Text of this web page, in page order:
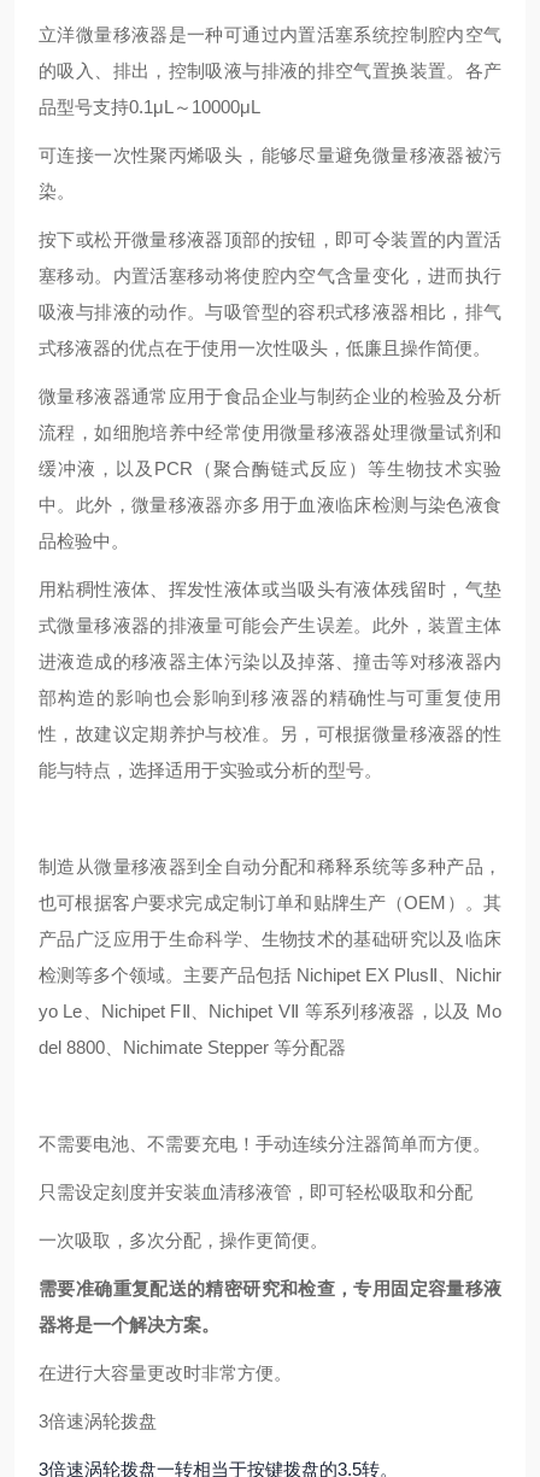
立洋微量移液器是一种可通过内置活塞系统控制腔内空气
的吸入、排出，控制吸液与排液的排空气置换装置。各产
品型号支持0.1μL～10000μL
可连接一次性聚丙烯吸头，能够尽量避免微量移液器被污
染。
按下或松开微量移液器顶部的按钮，即可令装置的内置活
塞移动。内置活塞移动将使腔内空气含量变化，进而执行
吸液与排液的动作。与吸管型的容积式移液器相比，排气
式移液器的优点在于使用一次性吸头，低廉且操作简便。
微量移液器通常应用于食品企业与制药企业的检验及分析
流程，如细胞培养中经常使用微量移液器处理微量试剂和
缓冲液，以及PCR（聚合酶链式反应）等生物技术实验
中。此外，微量移液器亦多用于血液临床检测与染色液食
品检验中。
用粘稠性液体、挥发性液体或当吸头有液体残留时，气垫
式微量移液器的排液量可能会产生误差。此外，装置主体
进液造成的移液器主体污染以及掉落、撞击等对移液器内
部构造的影响也会影响到移液器的精确性与可重复使用
性，故建议定期养护与校准。另，可根据微量移液器的性
能与特点，选择适用于实验或分析的型号。
制造从微量移液器到全自动分配和稀释系统等多种产品，
也可根据客户要求完成定制订单和贴牌生产（OEM）。其
产品广泛应用于生命科学、生物技术的基础研究以及临床
检测等多个领域。主要产品包括 Nichipet EX PlusⅡ、Nichir
yo Le、Nichipet FⅡ、Nichipet VⅡ 等系列移液器，以及 Mo
del 8800、Nichimate Stepper 等分配器
不需要电池、不需要充电！手动连续分注器简单而方便。
只需设定刻度并安装血清移液管，即可轻松吸取和分配
一次吸取，多次分配，操作更简便。
需要准确重复配送的精密研究和检查，专用固定容量移液
器将是一个解决方案。
在进行大容量更改时非常方便。
3倍速涡轮拨盘
3倍速涡轮拨盘一转相当于按键拨盘的3.5转。